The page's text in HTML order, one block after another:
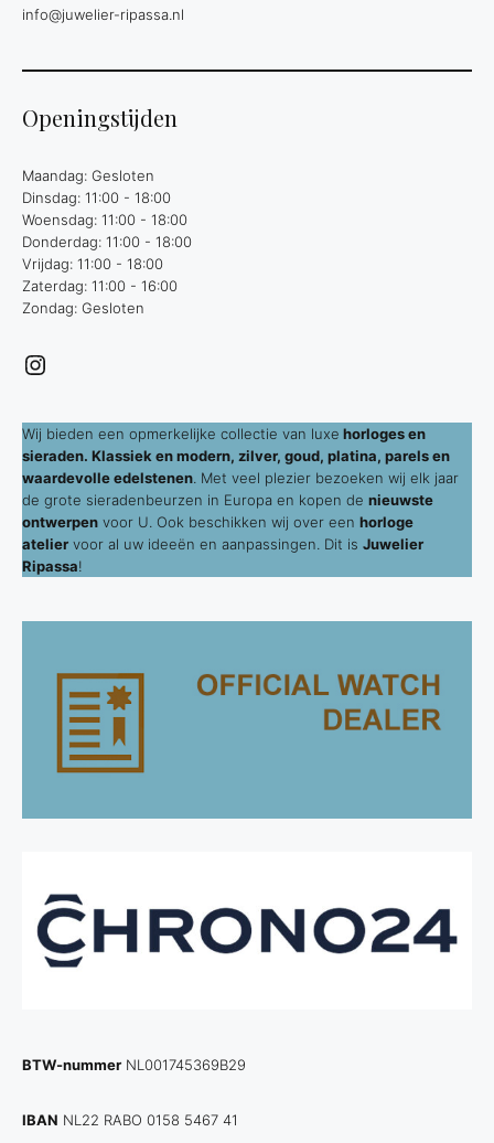
info@juwelier-ripassa.nl
Openingstijden
Maandag: Gesloten
Dinsdag: 11:00 - 18:00
Woensdag: 11:00 - 18:00
Donderdag: 11:00 - 18:00
Vrijdag: 11:00 - 18:00
Zaterdag: 11:00 - 16:00
Zondag: Gesloten
Instagram
Wij bieden een opmerkelijke collectie van luxe horloges en
sieraden. Klassiek en modern, zilver, goud, platina, parels en
waardevolle edelstenen . Met veel plezier bezoeken wij elk jaar
de grote sieradenbeurzen in Europa en kopen de nieuwste
ontwerpen voor U. Ook beschikken wij over een horloge
atelier voor al uw ideeën en aanpassingen. Dit is Juwelier
Ripassa!
BTW-nummer NL001745369B29
IBAN NL22 RABO 0158 5467 41